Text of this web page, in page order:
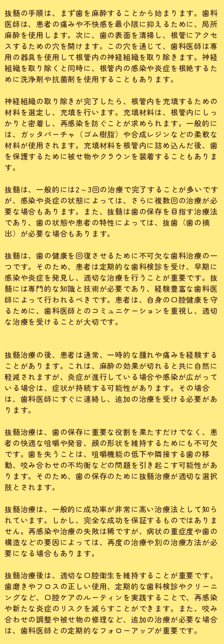
抜髄の手順は、まず歯を麻酔することから始まります。歯科
医師は、患者の痛みや不快感を最小限に抑えるために、局所
麻酔を使用します。次に、歯の表面を清掃し、根管にアクセ
スするための穴を開けます。この穴を通じて、歯科医師は専
用の器具を使用して根管内の神経組織を取り除きます。神経
組織を取り除くと同時に、根管内の感染や炎症を根絶するた
めに洗浄剤や抗菌剤を使用することもあります。
神経組織の取り除きが完了したら、根管内を充填するための
材料を選定し、充填を行います。充填材料は、根管内にしっ
かりと密着し、再感染を防ぐことが求められます。一般的に
は、ガッタパーチャ（ゴム樹脂）や合成レジンなどの柔軟な
材料が使用されます。充填材料を根管内に詰め込んだ後、歯
を保護するために被せ物やクラウンを装着することもありま
す。
抜髄は、一般的には2～3回の治療で完了することが多いです
が、感染や炎症の状態によっては、さらに複数回の治療が必
要な場合もあります。また、抜髄は歯の保存を目指す治療法
であり、歯の状態や患者の特性によっては、抜歯（歯の摘
出）が必要な場合もあります。
抜髄は、歯の健康を回復させるために不可欠な歯科治療の一
つです。そのため、患者は定期的な歯科検診を受け、早期に
感染や炎症を発見し、適切な治療を行うことが重要です。抜
髄には専門的な知識と技術が必要であり、経験豊富な歯科医
師によって行われるべきです。患者は、自身の口腔健康を守
るために、歯科医師とのコミュニケーションを重視し、適切
な治療を受けることが大切です。
抜髄治療の後、患者は通常、一時的な腫れや痛みを経験する
ことがあります。これは、麻酔の効果が切れると共に自然に
軽減されますが、炎症が進行している場合や感染が広がって
いる場合は、症状が持続する可能性があります。その場合
は、歯科医師にすぐに連絡し、追加の治療を受ける必要があ
ります。
抜髄治療は、歯の保存に重要な役割を果たすだけでなく、患
者の快適な咀嚼や発音、顔の形状を維持するためにも不可欠
です。歯を失うことは、咀嚼機能の低下や隣接する歯の移
動、咬み合わせの不均衡などの問題を引き起こす可能性があ
ります。そのため、歯の保存のために抜髄治療が適切な選択
肢とされます。
抜髄治療は、一般的に成功率が非常に高い治療法として知ら
れています。しかし、完全な成功を保証するものではありま
せん。再感染や治療の失敗は稀ですが、病状の重症度や歯の
構造などの要因によっては、再度の治療や別の治療方法が必
要になる場合もあります。
抜髄治療後は、適切な口腔衛生を維持することが重要です。
歯磨きやフロスの正しい使用、定期的な歯科検診やクリーニ
ングなど、口腔ケアのルーティンを実践することで、再感染
や新たな炎症のリスクを減らすことができます。また、咬み
合わせの調整や被せ物の修理など、追加の治療が必要な場合
は、歯科医師との定期的なフォローアップが重要です。